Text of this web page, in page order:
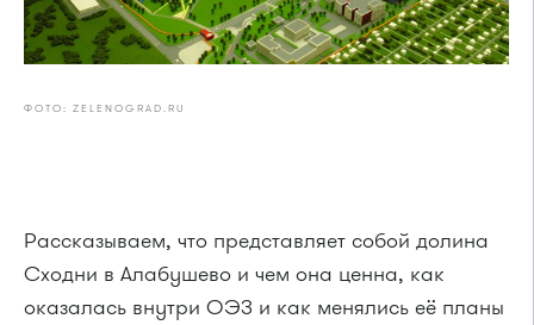
ФОТО: ZELENOGRAD.RU
Рассказываем, что представляет собой долина
Сходни в Алабушево и чем она ценна, как
оказалась внутри ОЭЗ и как менялись её планы